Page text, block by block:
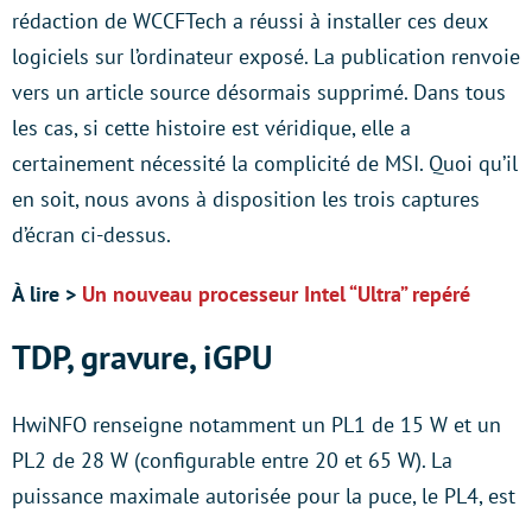
rédaction de WCCFTech a réussi à installer ces deux
logiciels sur l’ordinateur exposé. La publication renvoie
vers un article source désormais supprimé. Dans tous
les cas, si cette histoire est véridique, elle a
certainement nécessité la complicité de MSI. Quoi qu’il
en soit, nous avons à disposition les trois captures
d’écran ci-dessus.
À lire > Un nouveau processeur Intel “Ultra” repéré
TDP, gravure, iGPU
HwiNFO renseigne notamment un PL1 de 15 W et un
PL2 de 28 W (configurable entre 20 et 65 W). La
puissance maximale autorisée pour la puce, le PL4, est